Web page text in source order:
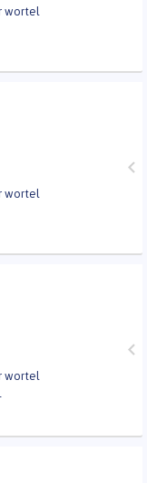
wortel
wortel
wortel